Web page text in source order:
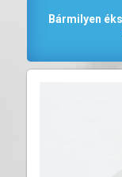
Bármilyen